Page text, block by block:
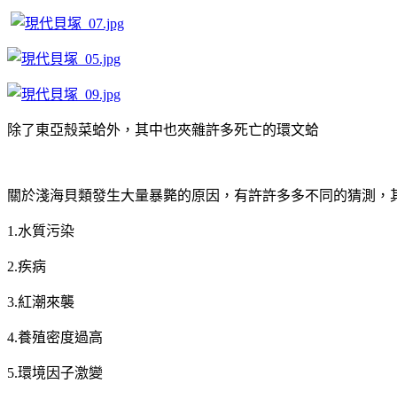
除了東亞殼菜蛤外，其中也夾雜許多死亡的環文蛤
關於淺海貝類發生大量暴斃的原因，有許許多多不同的猜測，
1.水質污染
2.疾病
3.紅潮來襲
4.養殖密度過高
5.環境因子激變